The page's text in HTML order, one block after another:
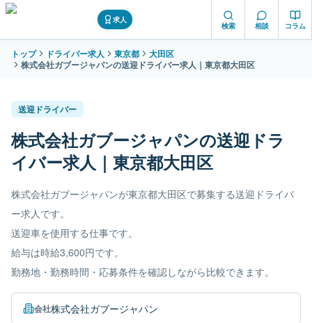
求人
検索 相談 コラム
トップ ドライバー求人 東京都
大田区
株式会社ガブージャパンの送迎ドライバー求人｜東京都大田区
送迎ドライバー
株式会社ガブージャパンの送迎ドラ
イバー求人｜東京都大田区
株式会社ガブージャパンが東京都大田区で募集する送迎ドライバ
ー求人です。
送迎車を使用する仕事です。
給与は時給3,600円です。
勤務地・勤務時間・応募条件を確認しながら比較できます。
会社株式会社ガブージャパン